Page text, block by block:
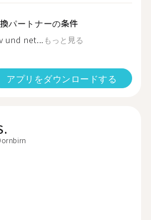
パートナーの条件
und net... もっと見る
アプリをダウンロードする